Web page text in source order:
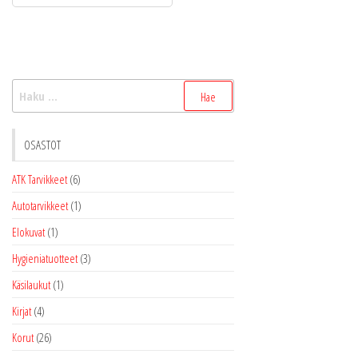
OSASTOT
ATK Tarvikkeet (6)
Autotarvikkeet (1)
Elokuvat (1)
Hygieniatuotteet (3)
Käsilaukut (1)
Kirjat (4)
Korut (26)